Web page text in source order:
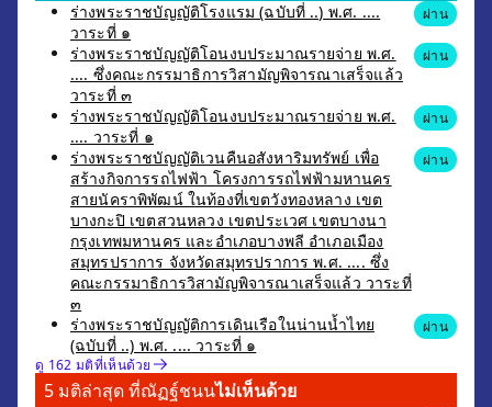
ร่างพระราชบัญญัติโรงแรม (ฉบับที่ ..) พ.ศ. ....
วาระที่ ๑
ผ่าน
ร่างพระราชบัญญัติโอนงบประมาณรายจ่าย พ.ศ.
.... ซึ่งคณะกรรมาธิการวิสามัญพิจารณาเสร็จแล้ว
วาระที่ ๓
ผ่าน
ร่างพระราชบัญญัติโอนงบประมาณรายจ่าย พ.ศ.
.... วาระที่ ๑
ผ่าน
ร่างพระราชบัญญัติเวนคืนอสังหาริมทรัพย์ เพื่อ
สร้างกิจการรถไฟฟ้า โครงการรถไฟฟ้ามหานคร
สายนัคราพิพัฒน์ ในท้องที่เขตวังทองหลาง เขต
บางกะปิ เขตสวนหลวง เขตประเวศ เขตบางนา
กรุงเทพมหานคร และอำเภอบางพลี อำเภอเมือง
สมุทรปราการ จังหวัดสมุทรปราการ พ.ศ. .... ซึ่ง
คณะกรรมาธิการวิสามัญพิจารณาเสร็จแล้ว วาระที่
๓
ผ่าน
ร่างพระราชบัญญัติการเดินเรือในน่านน้ำไทย
(ฉบับที่ ..) พ.ศ. .... วาระที่ ๑
ผ่าน
ดู 162 มติที่เห็นด้วย
5 มติล่าสุด ที่ณัฏฐ์ชนนไม่เห็นด้วย